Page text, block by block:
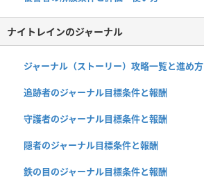
ナイトレインのジャーナル
ジャーナル（ストーリー）攻略一覧と進め方
追跡者のジャーナル目標条件と報酬
守護者のジャーナル目標条件と報酬
隠者のジャーナル目標条件と報酬
鉄の目のジャーナル目標条件と報酬